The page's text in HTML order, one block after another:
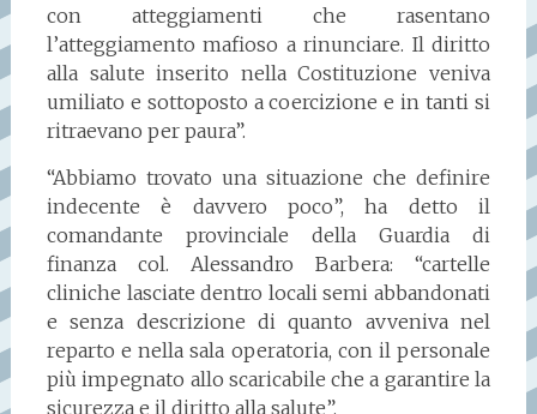
con atteggiamenti che rasentano
l’atteggiamento mafioso a rinunciare. Il diritto
alla salute inserito nella Costituzione veniva
umiliato e sottoposto a coercizione e in tanti si
ritraevano per paura”.
“Abbiamo trovato una situazione che definire
indecente è davvero poco”, ha detto il
comandante provinciale della Guardia di
finanza col. Alessandro Barbera: “cartelle
cliniche lasciate dentro locali semi abbandonati
e senza descrizione di quanto avveniva nel
reparto e nella sala operatoria, con il personale
più impegnato allo scaricabile che a garantire la
sicurezza e il diritto alla salute”.